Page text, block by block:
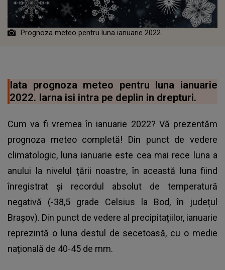
Prognoza meteo pentru luna ianuarie 2022
Iata prognoza meteo pentru luna ianuarie
2022. Iarna isi intra pe deplin in drepturi.
Cum va fi vremea în ianuarie 2022? Vă prezentăm
prognoza meteo completă! Din punct de vedere
climatologic, luna ianuarie este cea mai rece luna a
anului la nivelul țării noastre, în această luna fiind
înregistrat și recordul absolut de temperatură
negativă (-38,5 grade Celsius la Bod, în județul
Brașov). Din punct de vedere al precipitațiilor, ianuarie
reprezintă o luna destul de secetoasă, cu o medie
națională de 40-45 de mm.